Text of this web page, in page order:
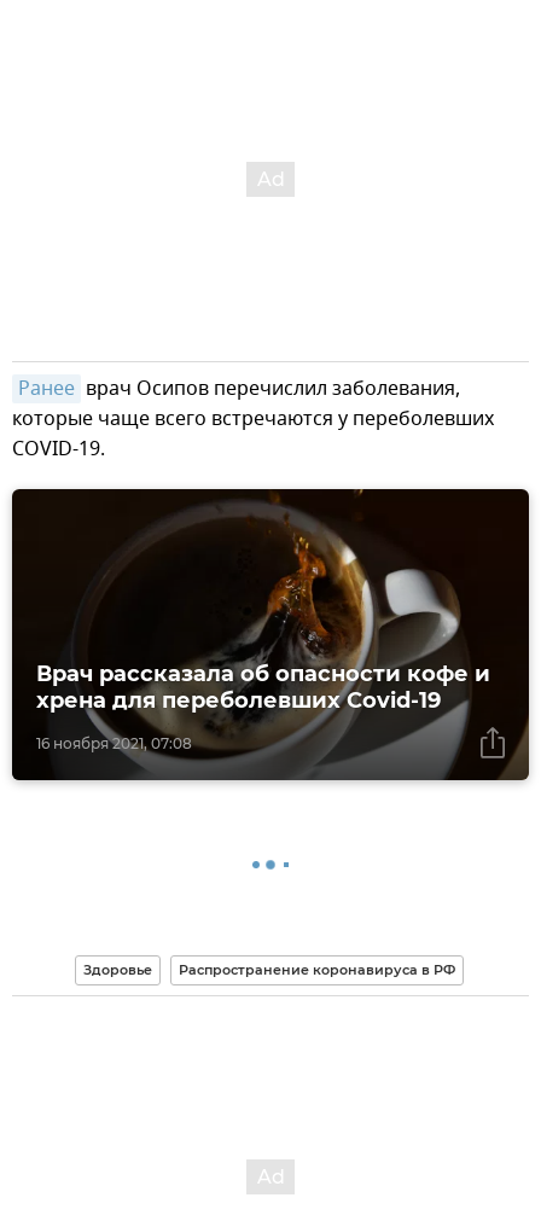
Ранее врач Осипов перечислил заболевания,
которые чаще всего встречаются у переболевших
COVID-19.
16 ноября 2021, 07:08
Врач рассказала об опасности кофе и
хрена для переболевших Covid-19
Здоровье Распространение коронавируса в РФ